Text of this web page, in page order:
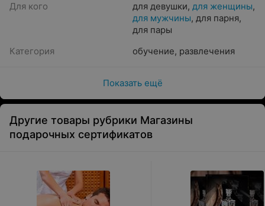
Для кого
для девушки, для женщины,
для мужчины, для парня,
для пары
Категория
обучение, развлечения
Показать ещё
Другие товары рубрики Магазины
подарочных сертификатов